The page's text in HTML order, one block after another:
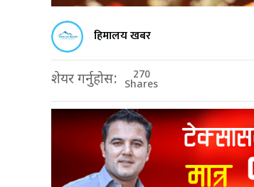
हिमालय खबर
शेयर गर्नुहोस: 270
Shares